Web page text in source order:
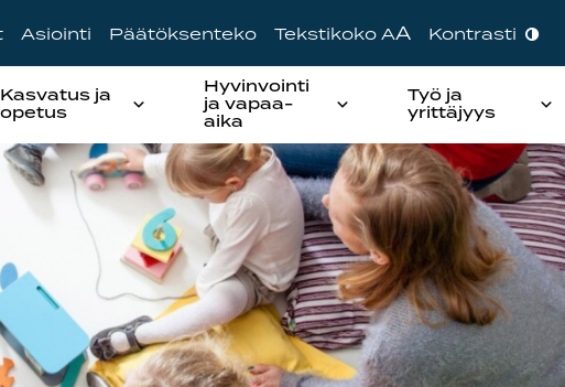
Asiointi Päätöksenteko Tekstikoko AA Kontrasti
Kasvatus ja
opetus
Hyvinvointi
ja vapaa-
aika
Työ ja
yrittäjyys